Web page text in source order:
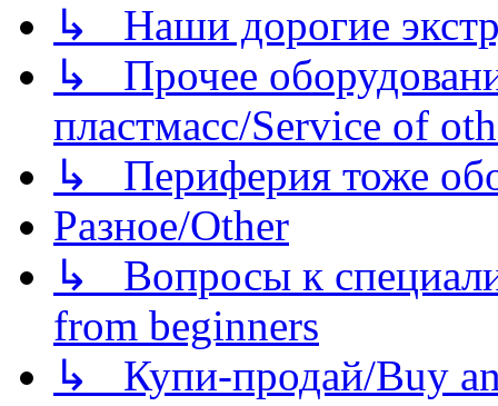
↳ Наши дорогие
↳ Прочее
пластмасс/Service of
↳ Периферия тоже
Разное/Other
↳ Вопросы к
from beginners
↳ Купи-продай/Buy